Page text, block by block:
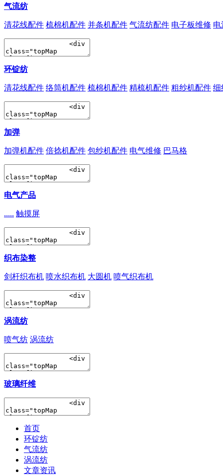
气流纺
清花线配件 梳棉机配件 并条机配件 气流纺配件 电子板维修 电
环锭纺
清花线配件 络筒机配件 梳棉机配件 精梳机配件 粗纱机配件 细
加弹
加弹机配件 倍捻机配件 包纱机配件 电气维修 巴马格
电气产品
..... 触摸屏
织布染整
剑杆织布机 喷水织布机 大圆机 喷气织布机
涡流纺
喷气纺 涡流纺
玻璃纤维
首页
环锭纺
气流纺
涡流纺
文章资讯